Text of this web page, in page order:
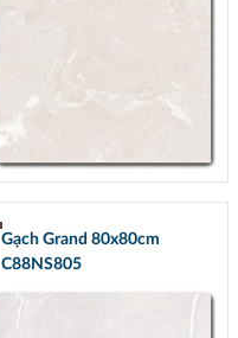
Gạch Grand 80x80cm
C88NS805